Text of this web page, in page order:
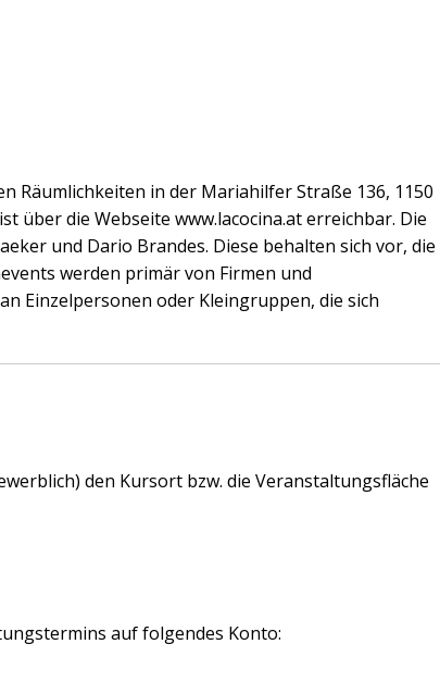
Räumlichkeiten in der Mariahilfer Straße 136, 1150
über die Webseite www.lacocina.aterreichbar. Die
und Dario Brandes. Diese behalten sich vor, die
werden primär von Firmen und
Einzelpersonen oder Kleingruppen, die sich
den Kursort bzw. die Veranstaltungsfläche
auf folgendes Konto: